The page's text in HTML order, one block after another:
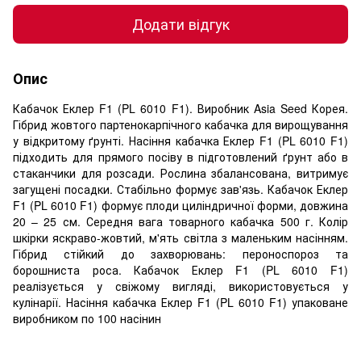
Додати відгук
Опис
Кабачок Еклер F1 (PL 6010 F1). Виробник Asia Seed Корея.
Гібрид жовтого партенокарпічного кабачка для вирощування
у відкритому ґрунті. Насіння кабачка Еклер F1 (PL 6010 F1)
підходить для прямого посіву в підготовлений ґрунт або в
стаканчики для розсади. Рослина збалансована, витримує
загущені посадки. Стабільно формує зав'язь. Кабачок Еклер
F1 (PL 6010 F1) формує плоди циліндричної форми, довжина
20 – 25 см. Середня вага товарного кабачка 500 г. Колір
шкірки яскраво-жовтий, м'ять світла з маленьким насінням.
Гібрид стійкий до захворювань: пероноспороз та
борошниста роса. Кабачок Еклер F1 (PL 6010 F1)
реалізується у свіжому вигляді, використовується у
кулінарії. Насіння кабачка Еклер F1 (PL 6010 F1) упаковане
виробником по 100 насінин